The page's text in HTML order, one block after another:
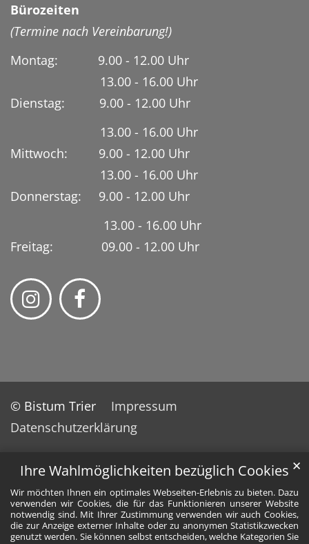
Ihre Wahlmöglichkeiten bezüglich Cookies
Wir möchten Ihnen ein optimales Webseiten-Erlebnis zu bieten. Dazu
verwenden wir Cookies, die für das Funktionieren unserer Website
notwendig sind. Mit Ihrer Zustimmung verwenden wir auch Cookies,
die zur Anzeige externer Inhalte oder zu anonymen Statistikzwecken
genutzt werden. Sie können selbst entscheiden, welche Kategorien Sie
✕
Bürozeiten
(Termine nach Vereinbarung!)
Montag: 9.00 - 12.00 Uhr
13.00 - 16.00 Uhr
Dienstag:
9.00 - 12.00 Uhr
13.00 - 16.00 Uhr
Mittwoch: 9.00 - 12.00 Uhr
13.00 - 16.00 Uhr
Donnerstag: 9.00 - 12.00 Uhr
13.00 - 16.00 Uhr
Freitag: 09.00 - 12.00 Uhr
© Bistum Trier
Impressum
Datenschutzerklärung